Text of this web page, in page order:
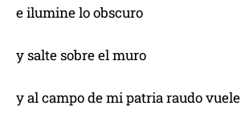
e ilumine lo obscuro
y salte sobre el muro
y al campo de mi patria raudo vuele